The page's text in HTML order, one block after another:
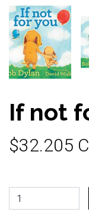
If not
$32.205